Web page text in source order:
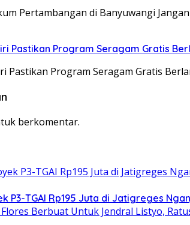
Pertambangan di Banyuwangi
Pastikan Program Seragam Gratis
Pastikan Program Seragam Gratis
berkomentar.
P3-TGAI Rp195 Juta di Jatigreges